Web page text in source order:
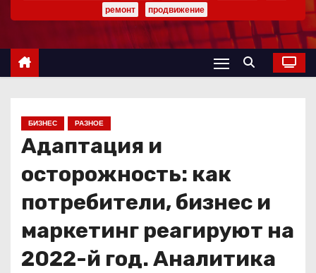
р
ремонт
продвижение
БИЗНЕС РАЗНОЕ
Адаптация и
осторожность: как
потребители, бизнес и
маркетинг реагируют на
2022-й год. Аналитика